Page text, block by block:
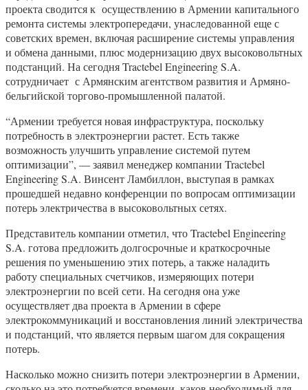
проекта сводится к осуществлению в Армении капитального
ремонта системы электропередачи, унаследованной еще с
советских времен, включая расширение системы управления
и обмена данными, плюс модернизацию двух высоковольтных
подстанций. На сегодня Tractebel Engineering S.A.
сотрудничает с Армянским агентством развития и Армяно-
бельгийской торгово-промышленной палатой.
“Армении требуется новая инфраструктура, поскольку
потребность в электроэнергии растет. Есть также
возможность улучшить управление системой путем
оптимизации”, — заявил менеджер компании Tractebel
Engineering S.A. Винсент Ламбиллон, выступая в рамках
прошедшей недавно конференции по вопросам оптимизации
потерь электричества в высоковольтных сетях.
Представитель компании отметил, что Tractebel Engineering
S.A. готова предложить долгосрочные и краткосрочные
решения по уменьшению этих потерь, а также наладить
работу специальных счетчиков, измеряющих потери
электроэнергии по всей сети. На сегодня она уже
осуществляет два проекта в Армении в сфере
электрокоммуникаций и восстановления линий электричества
и подстанций, что является первым шагом для сокращения
потерь.
Насколько можно снизить потери электроэнергии в Армении,